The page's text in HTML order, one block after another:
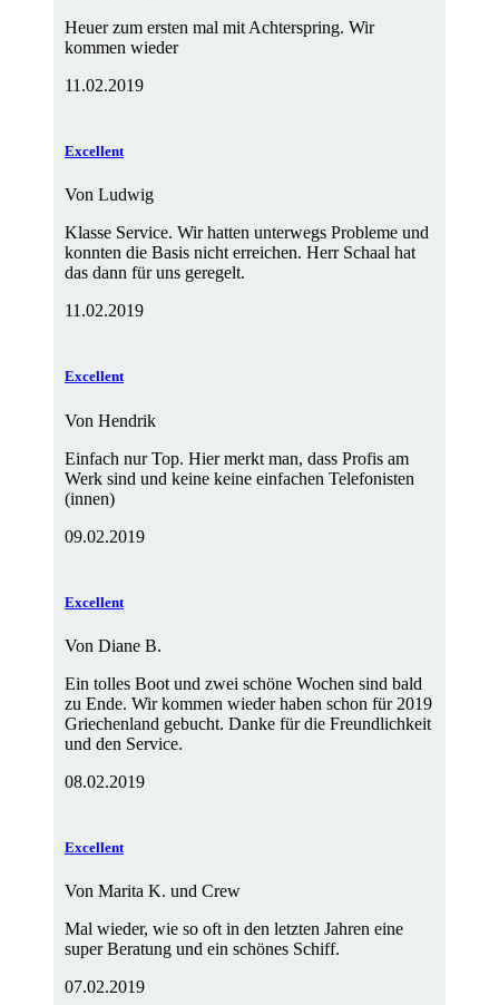
Heuer zum ersten mal mit Achterspring. Wir
kommen wieder
11.02.2019
Excellent
Von Ludwig
Klasse Service. Wir hatten unterwegs Probleme und
konnten die Basis nicht erreichen. Herr Schaal hat
das dann für uns geregelt.
11.02.2019
Excellent
Von Hendrik
Einfach nur Top. Hier merkt man, dass Profis am
Werk sind und keine keine einfachen Telefonisten
(innen)
09.02.2019
Excellent
Von Diane B.
Ein tolles Boot und zwei schöne Wochen sind bald
zu Ende. Wir kommen wieder haben schon für 2019
Griechenland gebucht. Danke für die Freundlichkeit
und den Service.
08.02.2019
Excellent
Von Marita K. und Crew
Mal wieder, wie so oft in den letzten Jahren eine
super Beratung und ein schönes Schiff.
07.02.2019